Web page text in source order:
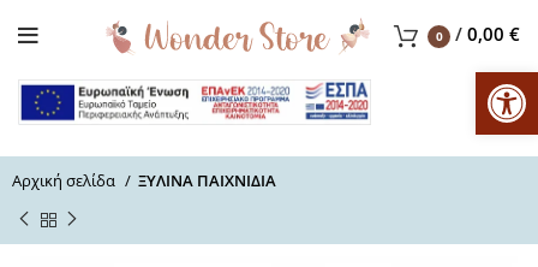
0 / 0,00 €
Αρχική σελίδα ΞΥΛΙΝΑ ΠΑΙΧΝΙΔΙΑ